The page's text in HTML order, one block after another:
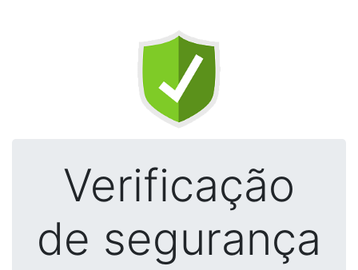
Verificação
de segurança